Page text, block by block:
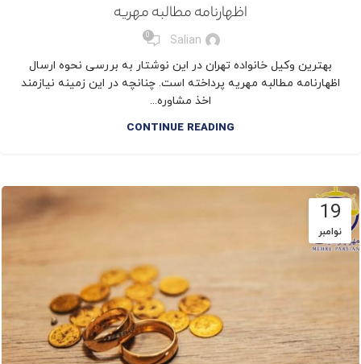
اظهارنامه مطالبه مهریه
Salian
0
بهترین وکیل خانواده تهران در این نوشتار به بررسی نحوه ارسال
اظهارنامه مطالبه مهریه پرداخته است. چنانچه در این زمینه نیازمند
اخذ مشاوره...
CONTINUE READING
19
نوامبر